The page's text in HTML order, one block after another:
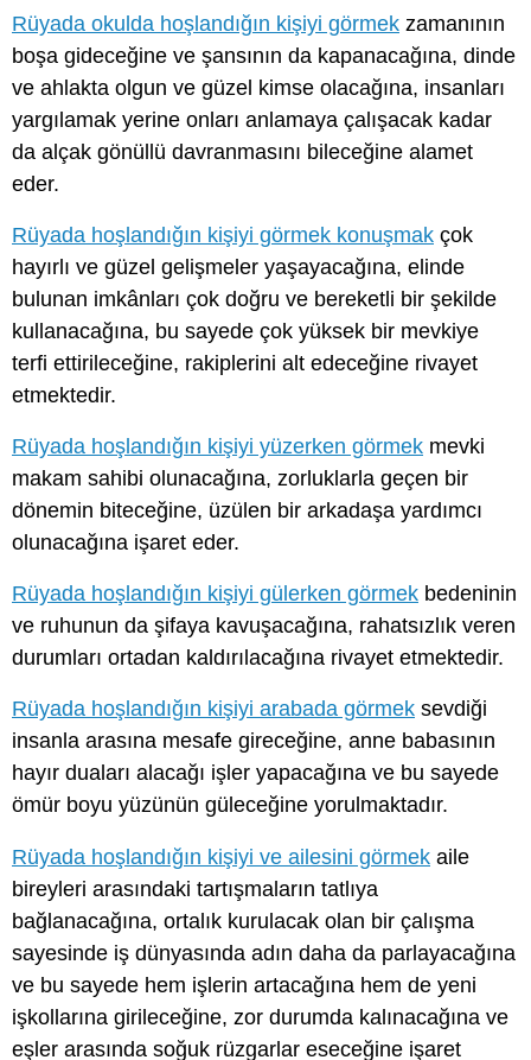
Rüyada okulda hoşlandığın kişiyi görmek zamanının
boşa gideceğine ve şansının da kapanacağına, dinde
ve ahlakta olgun ve güzel kimse olacağına, insanları
yargılamak yerine onları anlamaya çalışacak kadar
da alçak gönüllü davranmasını bileceğine alamet
eder.
Rüyada hoşlandığın kişiyi görmek konuşmak çok
hayırlı ve güzel gelişmeler yaşayacağına, elinde
bulunan imkânları çok doğru ve bereketli bir şekilde
kullanacağına, bu sayede çok yüksek bir mevkiye
terfi ettirileceğine, rakiplerini alt edeceğine rivayet
etmektedir.
Rüyada hoşlandığın kişiyi yüzerken görmek mevki
makam sahibi olunacağına, zorluklarla geçen bir
dönemin biteceğine, üzülen bir arkadaşa yardımcı
olunacağına işaret eder.
Rüyada hoşlandığın kişiyi gülerken görmek bedeninin
ve ruhunun da şifaya kavuşacağına, rahatsızlık veren
durumları ortadan kaldırılacağına rivayet etmektedir.
Rüyada hoşlandığın kişiyi arabada görmek sevdiği
insanla arasına mesafe gireceğine, anne babasının
hayır duaları alacağı işler yapacağına ve bu sayede
ömür boyu yüzünün güleceğine yorulmaktadır.
Rüyada hoşlandığın kişiyi ve ailesini görmek aile
bireyleri arasındaki tartışmaların tatlıya
bağlanacağına, ortalık kurulacak olan bir çalışma
sayesinde iş dünyasında adın daha da parlayacağına
ve bu sayede hem işlerin artacağına hem de yeni
işkollarına girileceğine, zor durumda kalınacağına ve
eşler arasında soğuk rüzgarlar eseceğine işaret